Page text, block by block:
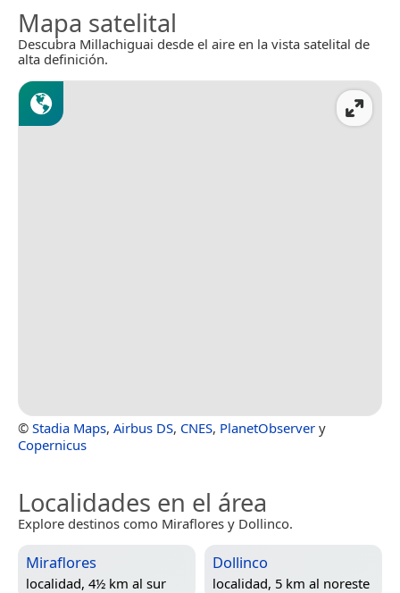
Mapa satelital
Descubra Millachiguai desde el aire en la vista satelital de
alta definición.
© Stadia Maps, Airbus DS, CNES, PlanetObserver y
Copernicus
Localidades en el área
Explore destinos como Miraflores y Dollinco.
Miraflores
localidad, 4½ km al sur
Dollinco
localidad, 5 km al noreste